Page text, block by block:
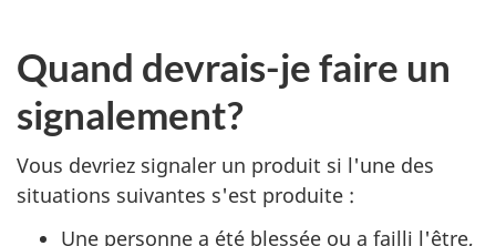
Quand devrais-je faire un
signalement?
Vous devriez signaler un produit si l'une des
situations suivantes s'est produite :
Une personne a été blessée ou a failli l'être,